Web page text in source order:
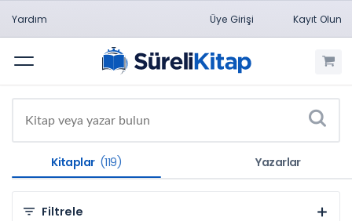
Yardım Üye Girişi Kayıt Olun
Menü
Kitaplar (119) Yazarlar
Filtrele